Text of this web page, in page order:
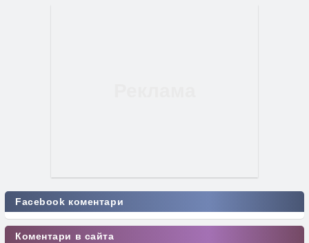
Facebook коментари
Коментари в сайта